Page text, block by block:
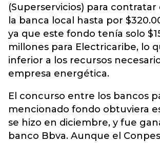
(Superservicios) para
la banca local hasta por
ya que este fondo tenía solo
millones para Electricaribe, lo
inferior a los recursos
empresa energética.
El concurso entre los bancos
mencionado fondo obtuviera
se hizo en diciembre, y fue
banco Bbva. Aunque el